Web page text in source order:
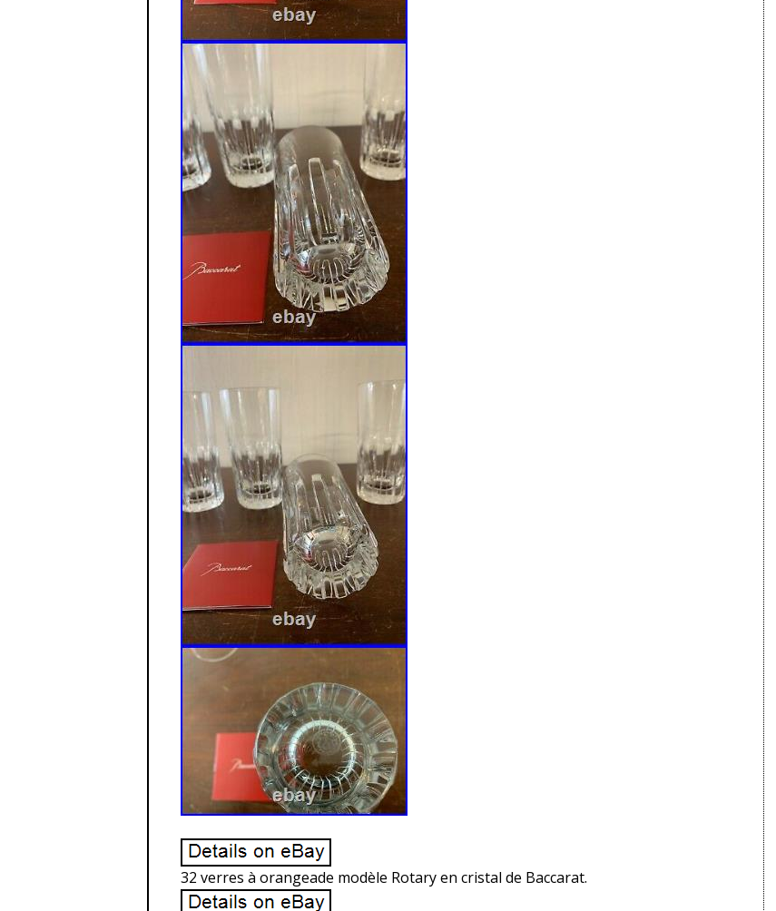
32 verres à orangeade modèle Rotary en cristal de Baccarat.